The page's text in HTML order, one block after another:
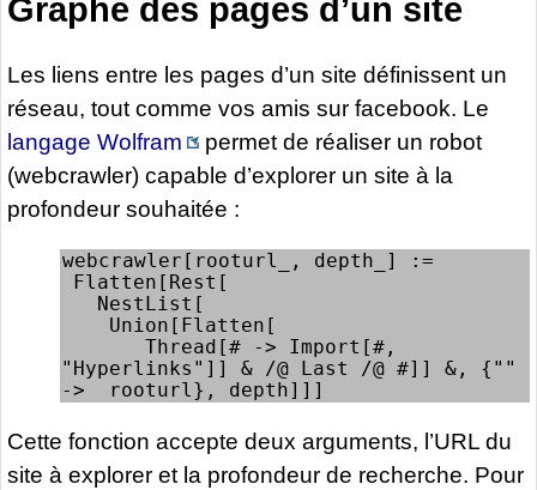
Graphe des pages d’un site
Les liens entre les pages d’un site définissent un
réseau, tout comme vos amis sur facebook. Le
langage Wolfram
permet de réaliser un robot
(webcrawler) capable d’explorer un site à la
profondeur souhaitée :
webcrawler[rooturl_, depth_] :=
"Hyperlinks"]] & /@ Last /@ #]] &, {""
->  rooturl}, depth]]]
Cette fonction accepte deux arguments, l’URL du
site à explorer et la profondeur de recherche. Pour